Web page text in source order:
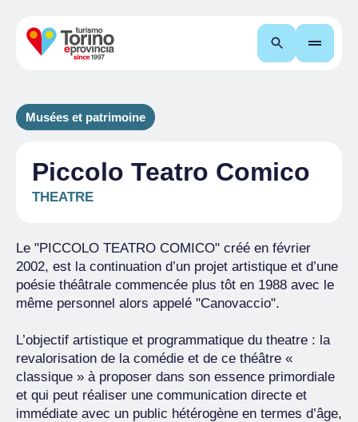
Recherche
Musées et patrimoine
Piccolo Teatro Comico
THEATRE
Le "PICCOLO TEATRO COMICO" créé en février
2002, est la continuation d’un projet artistique et d’une
poésie théâtrale commencée plus tôt en 1988 avec le
même personnel alors appelé "Canovaccio".
L’objectif artistique et programmatique du theatre : la
revalorisation de la comédie et de ce théâtre «
classique » à proposer dans son essence primordiale
et qui peut réaliser une communication directe et
immédiate avec un public hétérogène en termes d’âge,